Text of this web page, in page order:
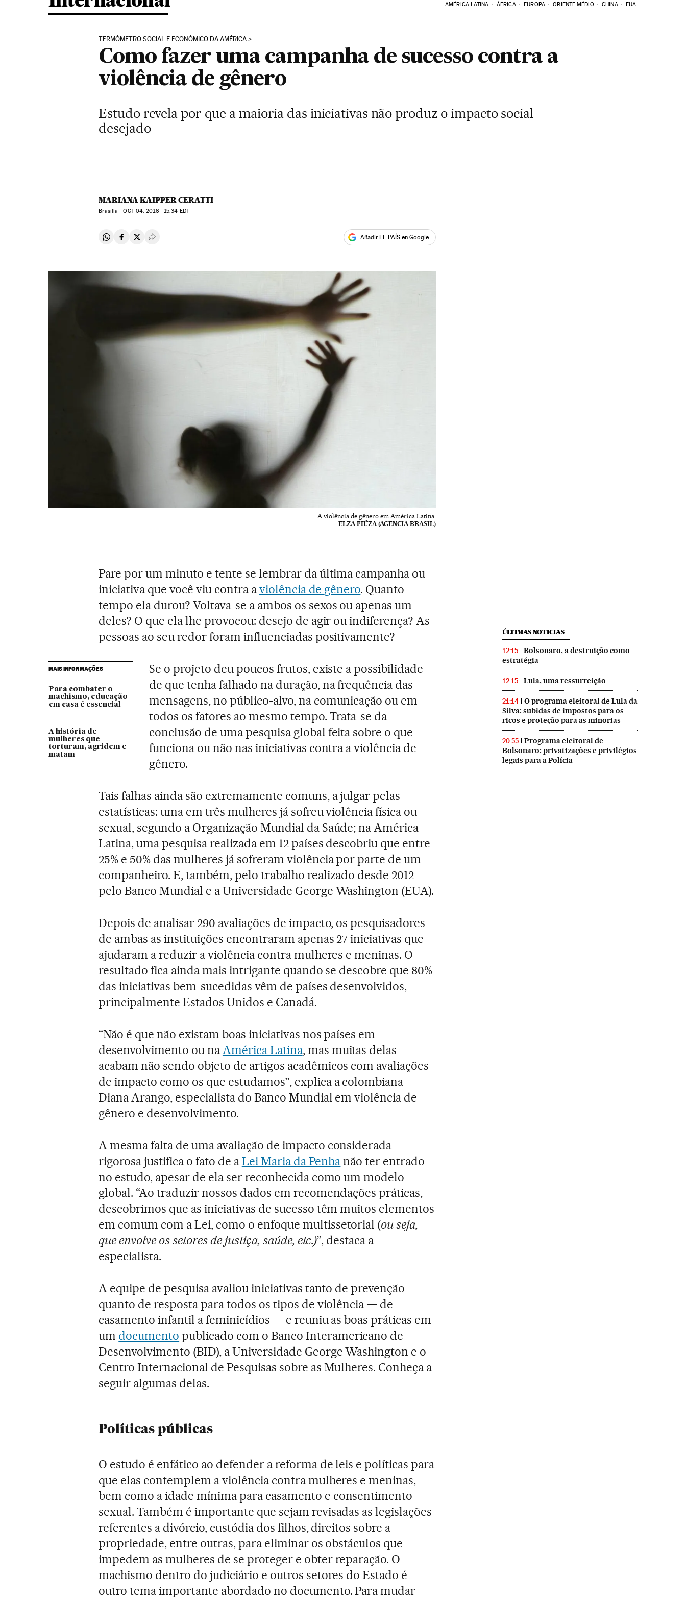
AMÉRICA LATINA ÁFRICA EUROPA ORIENTE MÉDIO CHINA EUA
TERMÔMETRO SOCIAL E ECONÔMICO DA AMÉRICA
Como fazer uma campanha de sucesso contra a
violência de gênero
Estudo revela por que a maioria das iniciativas não produz o impacto social
desejado
MARIANA KAIPPER CERATTI
Brasília -OCT04, 2016 - 15:34 EDT
Compartir en Whatsapp
Compartir en Facebook
Compartir en Twitter
Desplegar Redes Sociales Añadir EL PAÍS en Google
A violência de gênero em América Latina.
ELZA FIÚZA (AGENCIA BRASIL)
Pare por um minuto e tente se lembrar da última campanha ou
iniciativa que você viu contra aviolência de gênero. Quanto
tempo ela durou? Voltava-se a ambos os sexos ou apenas um
deles? O que ela lhe provocou: desejo de agir ou indiferença? As
pessoas ao seu redor foram influenciadas positivamente?
MAIS INFORMAÇÕES
Para combater o
machismo, educação
em casa é essencial
A história de
mulheres que
torturam, agridem e
matam
Se o projeto deu poucos frutos, existe a possibilidade
de que tenha falhado na duração, na frequência das
mensagens, no público-alvo, na comunicação ou em
todos os fatores ao mesmo tempo. Trata-se da
conclusão de uma pesquisa global feita sobre o que
funciona ou não nas iniciativas contra a violência de
gênero.
Tais falhas ainda são extremamente comuns, a julgar pelas
estatísticas: uma em três mulheres já sofreu violência física ou
sexual, segundo a Organização Mundial da Saúde; na América
Latina, uma pesquisa realizada em 12 países descobriu que entre
25% e 50% das mulheres já sofreram violência por parte de um
companheiro. E, também, pelo trabalho realizado desde 2012
pelo Banco Mundial e a Universidade George Washington (EUA).
Depois de analisar 290 avaliações de impacto, os pesquisadores
de ambas as instituições encontraram apenas 27 iniciativas que
ajudaram a reduzir a violência contra mulheres e meninas. O
resultado fica ainda mais intrigante quando se descobre que 80%
das iniciativas bem-sucedidas vêm de países desenvolvidos,
principalmente Estados Unidos e Canadá.
“Não é que não existam boas iniciativas nos países em
desenvolvimento ou naAmérica Latina, mas muitas delas
acabam não sendo objeto de artigos acadêmicos com avaliações
de impacto como os que estudamos”, explica a colombiana
Diana Arango, especialista do Banco Mundial em violência de
gênero e desenvolvimento.
A mesma falta de uma avaliação de impacto considerada
rigorosa justifica o fato de aLei Maria da Penhanão ter entrado
no estudo, apesar de ela ser reconhecida como um modelo
global. “Ao traduzir nossos dados em recomendações práticas,
descobrimos que as iniciativas de sucesso têm muitos elementos
em comum com a Lei, como o enfoque multissetorial (ou seja,
que envolve os setores de justiça, saúde, etc.)”, destaca a
especialista.
A equipe de pesquisa avaliou iniciativas tanto de prevenção
quanto de resposta para todos os tipos de violência — de
casamento infantil a feminicídios — e reuniu as boas práticas em
um documento publicado com o Banco Interamericano de
Desenvolvimento (BID), a Universidade George Washington e o
Centro Internacional de Pesquisas sobre as Mulheres. Conheça a
seguir algumas delas.
Políticas públicas
O estudo é enfático ao defender a reforma de leis e políticas para
que elas contemplem a violência contra mulheres e meninas,
bem como a idade mínima para casamento e consentimento
sexual. Também é importante que sejam revisadas as legislações
referentes a divórcio, custódia dos filhos, direitos sobre a
propriedade, entre outras, para eliminar os obstáculos que
impedem as mulheres de se proteger e obter reparação. O
machismo dentro do judiciário e outros setores do Estado é
outro tema importante abordado no documento. Para mudar
ÚLTIMAS NOTICIAS
12:15
Bolsonaro, a destruição como
estratégia
12:15 Lula, uma ressurreição
21:14
O programa eleitoral de Lula da
Silva: subidas de impostos para os
ricos e proteção para as minorias
20:55
Programa eleitoral de
Bolsonaro: privatizações e privilégios
legais para a Polícia